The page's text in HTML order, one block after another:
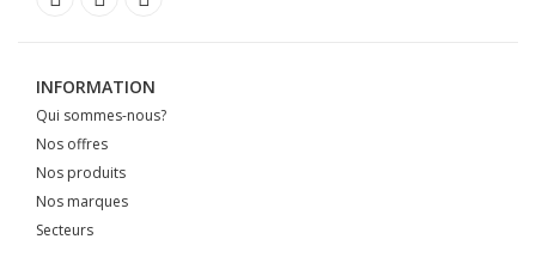
INFORMATION
Qui sommes-nous?
Nos offres
Nos produits
Nos marques
Secteurs